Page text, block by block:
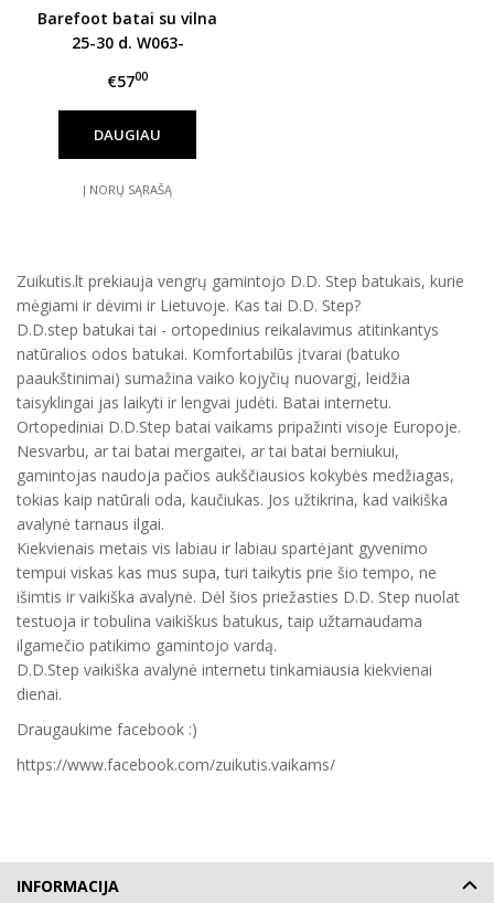
Barefoot batai su vilna
25-30 d. W063-
€5700
DAUGIAU
Į NORŲ SĄRAŠĄ
Zuikutis.lt prekiauja vengrų gamintojo D.D. Step batukais, kurie
mėgiami ir dėvimi ir Lietuvoje. Kas tai D.D. Step?
D.D.step batukai tai - ortopedinius reikalavimus atitinkantys
natūralios odos batukai. Komfortabilūs įtvarai (batuko
paaukštinimai) sumažina vaiko kojyčių nuovargį, leidžia
taisyklingai jas laikyti ir lengvai judėti. Batai internetu.
Ortopediniai D.D.Step batai vaikams pripažinti visoje Europoje.
Nesvarbu, ar tai batai mergaitei, ar tai batai berniukui,
gamintojas naudoja pačios aukščiausios kokybės medžiagas,
tokias kaip natūrali oda, kaučiukas. Jos užtikrina, kad vaikiška
avalynė tarnaus ilgai.
Kiekvienais metais vis labiau ir labiau spartėjant gyvenimo
tempui viskas kas mus supa, turi taikytis prie šio tempo, ne
išimtis ir vaikiška avalynė. Dėl šios priežasties D.D. Step nuolat
testuoja ir tobulina vaikiškus batukus, taip užtarnaudama
ilgamečio patikimo gamintojo vardą.
D.D.Step vaikiška avalynė internetu tinkamiausia kiekvienai
dienai.
Draugaukime facebook :)
https://www.facebook.com/zuikutis.vaikams/
INFORMACIJA